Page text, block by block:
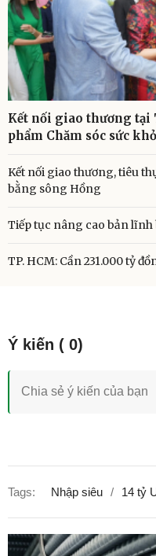
Kết nối giao thương tại
phẩm Chăm sóc sức
Kết nối giao thương, tiêu
bằng sông Hồng
Tiếp tục nâng cao bản lĩnh
TP. HCM: Cần 231.000 tỷ
Tags: Nhập siêu 14 tỷ